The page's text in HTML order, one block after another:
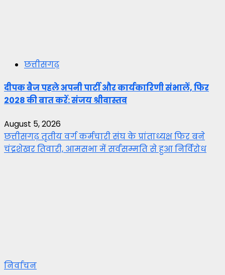
छत्तीसगढ़
दीपक बैज पहले अपनी पार्टी और कार्यकारिणी संभालें, फिर
2028 की बात करें: संजय श्रीवास्तव
August 5, 2026
छत्तीसगढ़ तृतीय वर्ग कर्मचारी संघ के प्रांताध्यक्ष फिर बने
चंद्रशेखर तिवारी, आमसभा में सर्वसम्मति से हुआ निर्विरोध
निर्वाचन